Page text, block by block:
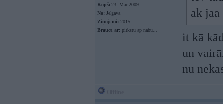
Kopš: 23. Mar 2009
No: Jelgava
Ziņojumi: 2015
Braucu ar: pirkstu ap nabu...
ak
it kā
un
nu